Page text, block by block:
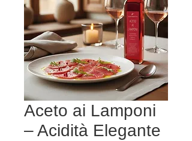
Aceto ai Lamponi
– Acidità Elegante